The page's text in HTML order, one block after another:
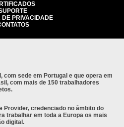
DE PRIVACIDADE
com sede em Portugal e que opera em
com mais de 150 trabalhadores
Provider, credenciado no âmbito do
trabalhar em toda a Europa os mais
digital.